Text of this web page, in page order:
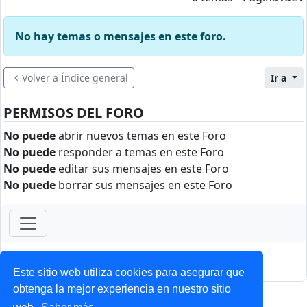
Este sitio web utiliza cookies para asegurar que
obtenga la mejor experiencia en nuestro sitio
No hay temas o mensajes en este foro.
Volver a Índice general Ir a
PERMISOS DEL FORO
No puedeabrir nuevos temas en este Foro
No puede responder a temas en este Foro
No puede editar sus mensajes en este Foro
No puede borrar sus mensajes en este Foro
ForoClub 2025
Privacidad| Condiciones